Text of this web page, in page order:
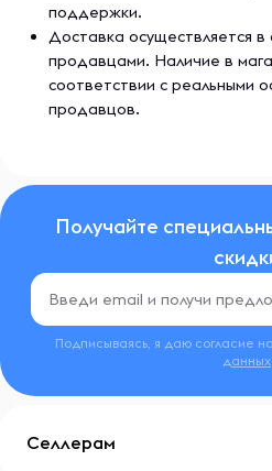
поддержки.
Доставка осуществляется
продавцами. Наличие в
соответствии с реальными
продавцов.
Получайте
Подписываясь, я даю согласие
данных
Селлерам